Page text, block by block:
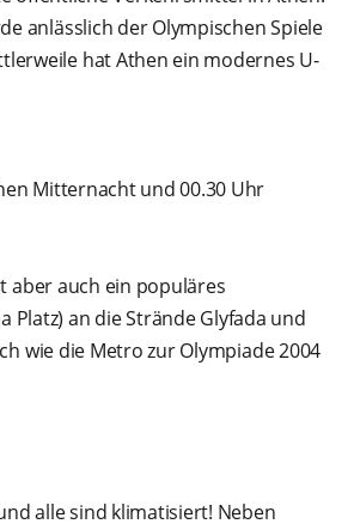
anlässlich der Olympischen Spiele
hat Athen ein modernes U-
Mitternacht und 00.30 Uhr
aber auch ein populäres
an die Strände Glyfada und
wie die Metro zur Olympiade 2004
alle sind klimatisiert! Neben